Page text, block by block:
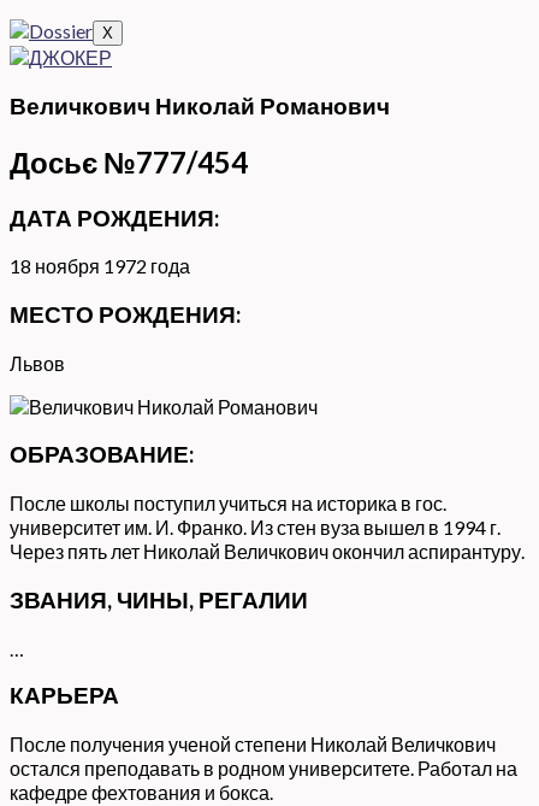
X
Величкович Николай Романович
Досьє №777/454
ДАТА РОЖДЕНИЯ:
18 ноября 1972 года
МЕСТО РОЖДЕНИЯ:
Львов
ОБРАЗОВАНИЕ:
После школы поступил учиться на историка в гос.
университет им. И. Франко. Из стен вуза вышел в 1994 г.
Через пять лет Николай Величкович окончил аспирантуру.
ЗВАНИЯ, ЧИНЫ, РЕГАЛИИ
КАРЬЕРА
После получения ученой степени Николай Величкович
остался преподавать в родном университете. Работал на
кафедре фехтования и бокса.